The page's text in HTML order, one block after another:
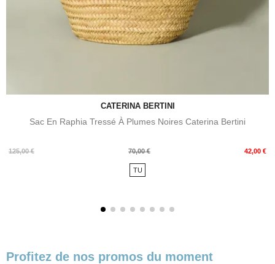
CATERINA BERTINI
Sac En Raphia Tressé À Plumes Noires Caterina Bertini
125,00 €
Prix
70,00 € 42,00 €
Prix
TU
Profitez de nos promos du moment